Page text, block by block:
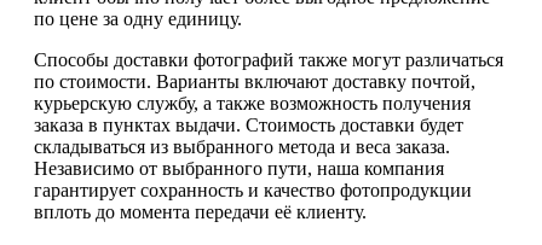
по цене за одну единицу.
Способы доставки фотографий также могут различаться
по стоимости. Варианты включают доставку почтой,
курьерскую службу, а также возможность получения
заказа в пунктах выдачи. Стоимость доставки будет
складываться из выбранного метода и веса заказа.
Независимо от выбранного пути, наша компания
гарантирует сохранность и качество фотопродукции
вплоть до момента передачи её клиенту.